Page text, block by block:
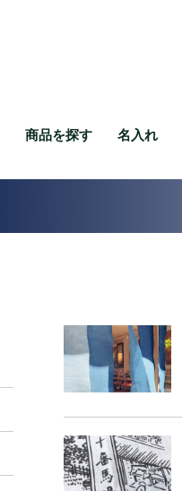
商品を探す 名入れ